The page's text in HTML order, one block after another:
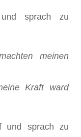
sprach zu
meinen
Kraft ward
und sprach zu